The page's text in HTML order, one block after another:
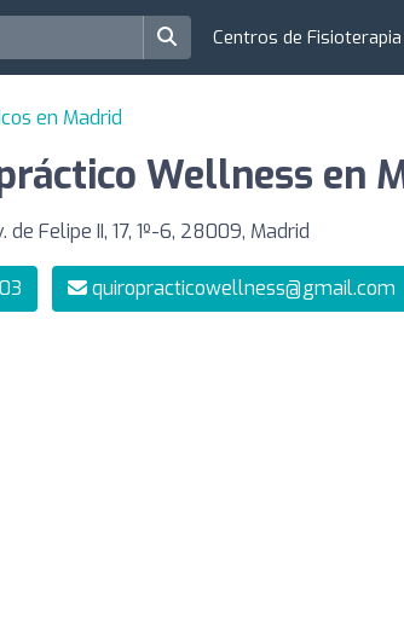
Centros de Fisioterapia
en Madrid
Wellness en
de Felipe II, 17, 1º-6, 28009, Madrid
quiropracticowellness@gmail.com